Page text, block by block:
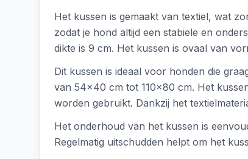
Het kussen is gemaakt van textiel, wat
zodat je hond altijd een stabiele en
dikte is 9 cm. Het kussen is ovaal van
Dit kussen is ideaal voor honden die
van 54x40 cm tot 110x80 cm. Het
worden gebruikt. Dankzij het
Het onderhoud van het kussen is
Regelmatig uitschudden helpt om het